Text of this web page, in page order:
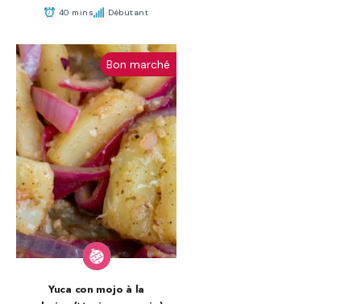
40 mins Débutant
Bon marché
Yuca con mojo à la